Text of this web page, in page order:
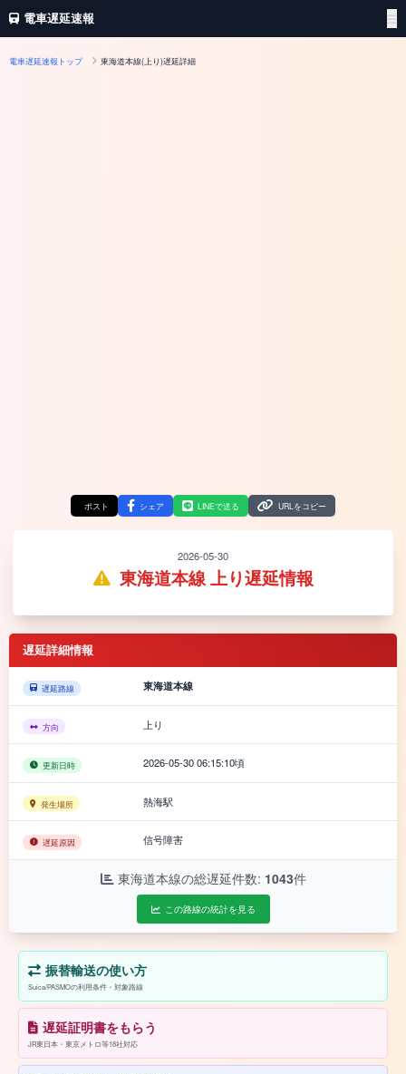
電車遅延速報
電車遅延速報トップ 東海道本線(上り)遅延詳細
ポスト シェア LINEで送る URLをコピー
2026-05-30
東海道本線 上り遅延情報
遅延詳細情報
遅延路線 東海道本線
方向 上り
更新日時 2026-05-30 06:15:10頃
発生場所 熱海駅
遅延原因 信号障害
東海道本線の総遅延件数: 1043件
この路線の統計を見る
振替輸送の使い方
Suica/PASMOの利用条件・対象路線
遅延証明書をもらう
JR東日本・東京メトロ等18社対応